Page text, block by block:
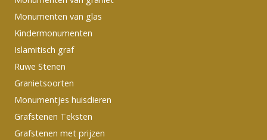
Monumenten van glas
Kindermonumenten
Islamitisch graf
Ruwe Stenen
Granietsoorten
Monumentjes huisdieren
Grafstenen Teksten
Grafstenen met prijzen